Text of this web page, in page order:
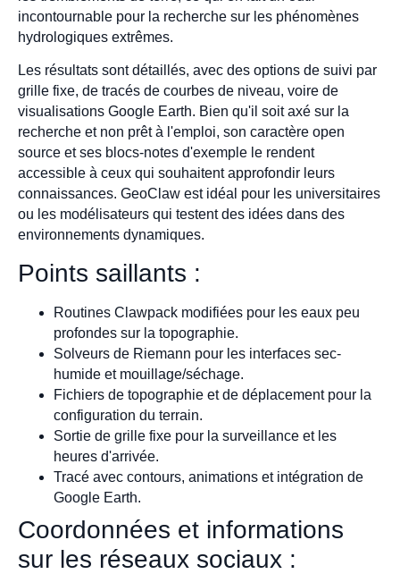
incontournable pour la recherche sur les phénomènes
hydrologiques extrêmes.
Les résultats sont détaillés, avec des options de suivi par
grille fixe, de tracés de courbes de niveau, voire de
visualisations Google Earth. Bien qu'il soit axé sur la
recherche et non prêt à l'emploi, son caractère open
source et ses blocs-notes d'exemple le rendent
accessible à ceux qui souhaitent approfondir leurs
connaissances. GeoClaw est idéal pour les universitaires
ou les modélisateurs qui testent des idées dans des
environnements dynamiques.
Points saillants :
Routines Clawpack modifiées pour les eaux peu
profondes sur la topographie.
Solveurs de Riemann pour les interfaces sec-
humide et mouillage/séchage.
Fichiers de topographie et de déplacement pour la
configuration du terrain.
Sortie de grille fixe pour la surveillance et les
heures d'arrivée.
Tracé avec contours, animations et intégration de
Google Earth.
Coordonnées et informations
sur les réseaux sociaux :